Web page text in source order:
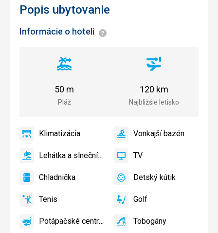
Popis ubytovanie
Informácie o hoteli Informácie
Vzdialenosť
pláže
Pláž
50 m
Vzdialenosť
letiska
Najbližšie letisko
120 km
Klimatizácia
Klimatizácia
áno
VonkajšíVonkajší bazén
áno
Lehátka
slnečníky
bazéne
Lehátka
a
Lehátka a slnečníky pri bazéne zadarmo
áno TV TV
áno
Chladnička
Chladnička
áno
Detský
Detské
Detský
Detský kútik
áno
TenisTenis
áno Golf Golf
áno
Potápačské
Potápačské centrum
áno Tobogány
Tobogány
áno